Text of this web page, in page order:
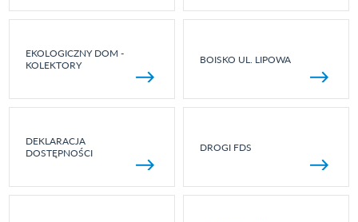
EKOLOGICZNY DOM -
KOLEKTORY
BOISKO UL. LIPOWA
DEKLARACJA
DOSTĘPNOŚCI
DROGI FDS